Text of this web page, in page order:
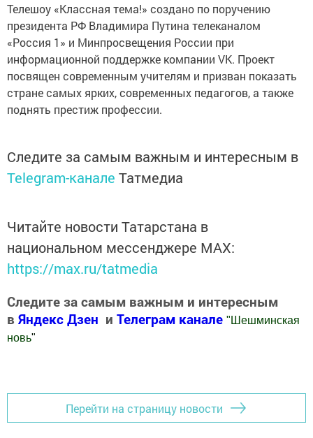
Телешоу «Классная тема!» создано по поручению
президента РФ Владимира Путина телеканалом
«Россия 1» и Минпросвещения России при
информационной поддержке компании VK. Проект
посвящен современным учителям и призван показать
стране самых ярких, современных педагогов, а также
поднять престиж профессии.
Следите за самым важным и интересным в
Telegram-канале Татмедиа
Читайте новости Татарстана в
национальном мессенджере MАХ:
https://max.ru/tatmedia
Следите за самым важным и интересным
в Яндекс Дзен и Телеграм канале " Шешминская
новь"
Перейти на страницу новости